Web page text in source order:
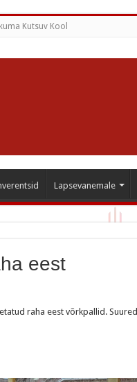
Kutsuv Kool
Lapsevanemale
eest
raha eest võrkpallid. Suured